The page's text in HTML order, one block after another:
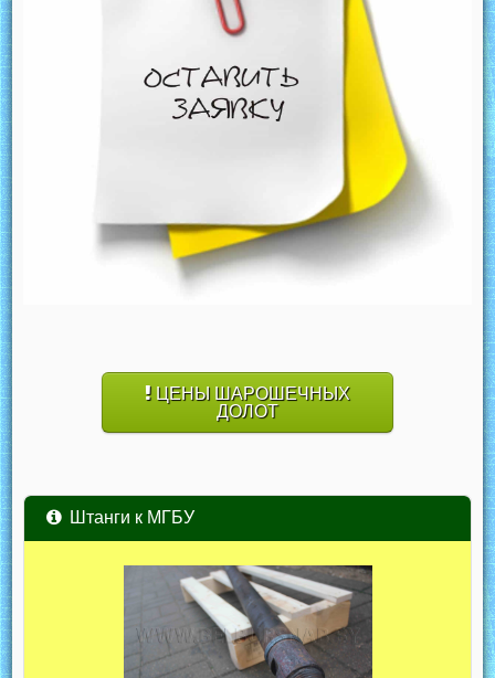
ЦЕНЫ ШАРОШЕЧНЫХ
ДОЛОТ
Штанги к МГБУ